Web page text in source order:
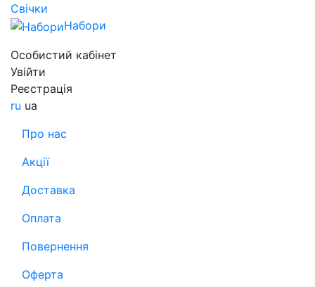
Свічки
Набори
Особистий кабінет
Увійти
Реєстрація
ru ua
Про нас
Акції
Доставка
Оплата
Повернення
Оферта